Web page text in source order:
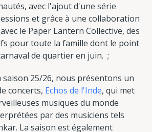
avec l'ajout d'une série
et grâce à une collaboration
le Paper Lantern Collective, des
pour toute la famille dont le point
de quartier en juin. ;
25/26, nous présentons un
concerts, Echos de l'Inde, qui met
musiques du monde
par des musiciens tels
La saison est également